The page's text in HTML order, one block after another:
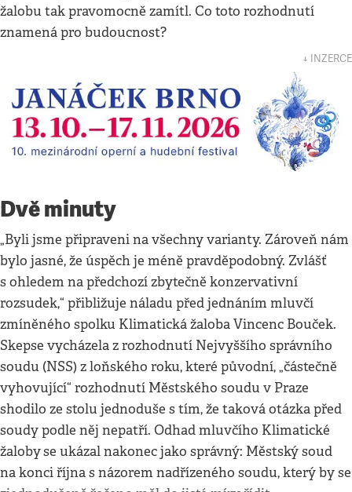
žalobu tak pravomocně zamítl. Co toto rozhodnutí
znamená pro budoucnost?
↓ INZERCE
Dvě minuty
„Byli jsme připraveni na všechny varianty. Zároveň nám
bylo jasné, že úspěch je méně pravděpodobný. Zvlášť
s ohledem na předchozí zbytečně konzervativní
rozsudek,“ přibližuje náladu před jednáním mluvčí
zmíněného spolku Klimatická žaloba Vincenc Bouček.
Skepse vycházela z rozhodnutí Nejvyššího správního
soudu (NSS) z loňského roku, které původní, „částečně
vyhovující“ rozhodnutí Městského soudu v Praze
shodilo ze stolu jednoduše s tím, že taková otázka před
soudy podle něj nepatří. Odhad mluvčího Klimatické
žalobyse ukázal nakonec jako správný: Městský soud
na konci října s názorem nadřízeného soudu, který by se